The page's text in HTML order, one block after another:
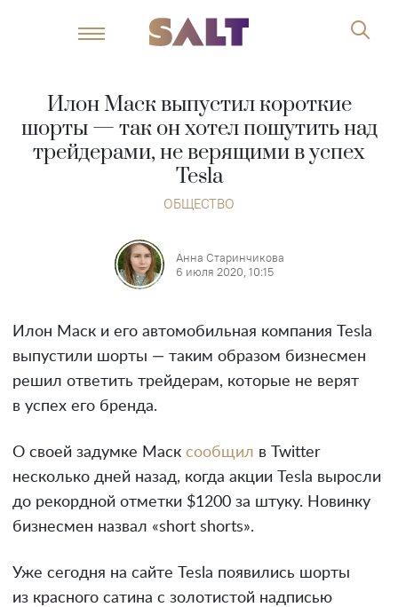
Илон Маск выпустил короткие
шорты — так он хотел пошутить над
трейдерами, не верящими в успех
Tesla
ОБЩЕСТВО
Анна Старинчикова
6 июля 2020, 10:15
Илон Маск и его автомобильная компания Tesla
выпустили шорты — таким образом бизнесмен
решил ответить трейдерам, которые не верят
в успех его бренда.
О своей задумке Маск сообщил в Twitter
несколько дней назад, когда акции Tesla выросли
до рекордной отметки $1200 за штуку. Новинку
бизнесмен назвал «short shorts».
Уже сегодня на сайте Tesla появились шорты
из красного сатина с золотистой надписью